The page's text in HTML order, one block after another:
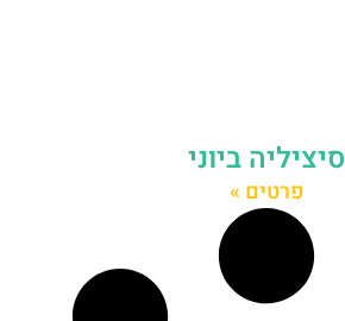
סיציליה ביוני
פרטים »